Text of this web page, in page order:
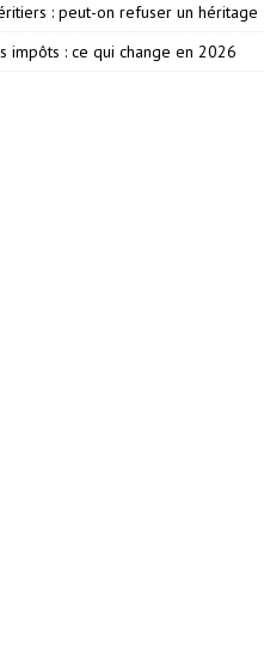
: peut-on refuser un héritage
impôts : ce qui change en 2026